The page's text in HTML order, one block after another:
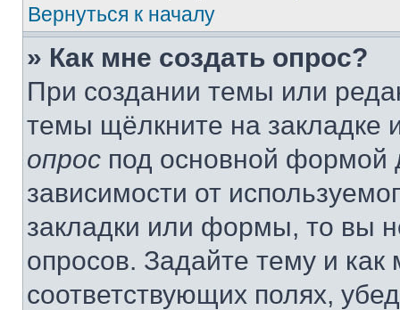
Вернуться к началу
» Как мне создать опрос?
При создании темы или
темы щёлкните на
опрос под основной формой
зависимости от
закладки или формы, то вы
опросов. Задайте тему и
соответствующих полях,